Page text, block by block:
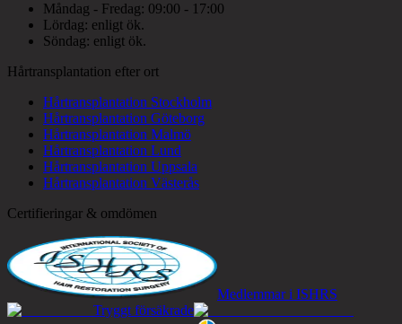
Måndag - Fredag: 09:00 - 17:00
Lördag: enligt ök.
Söndag: enligt ök.
Hårtransplantation efter ort
Hårtransplantation Stockholm
Hårtransplantation Göteborg
Hårtransplantation Malmö
Hårtransplantation Lund
Hårtransplantation Uppsala
Hårtransplantation Västerås
Certifieringar & omdömen
Medlemmar i ISHRS
Tryggt försäkrade